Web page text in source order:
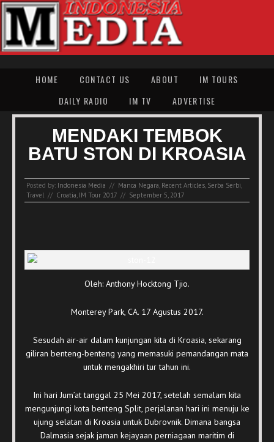
HOME CONTACT US ABOUT
IM TOURS
DAILY RADIO
IM TV ADVERTISE
MENDAKI TEMBOK
BATU STON DI KROASIA
Posted by: Indonesia Media // Manca Negara Recent Articles Serba Serbi
Travel // Croatia IM Tour 2017 // September 5, 2017
Oleh: Anthony Hocktong Tjio.
Monterey Park, CA. 17 Agustus 2017.
Sesudah air-air dalam kunjungan kita di Kroasia, sekarang
giliran benteng-benteng yang memasuki pemandangan mata
untuk mengakhiri tur tahun ini.
Ini hari Jum’at tanggal 25 Mei 2017, setelah semalam kita
mengunjungi kota benteng Split, perjalanan hari ini menuju ke
ujung selatan di Kroasia untuk Dubrovnik. Dimana bangsa
Dalmasia sejak jaman kejayaan perniagaan maritim di